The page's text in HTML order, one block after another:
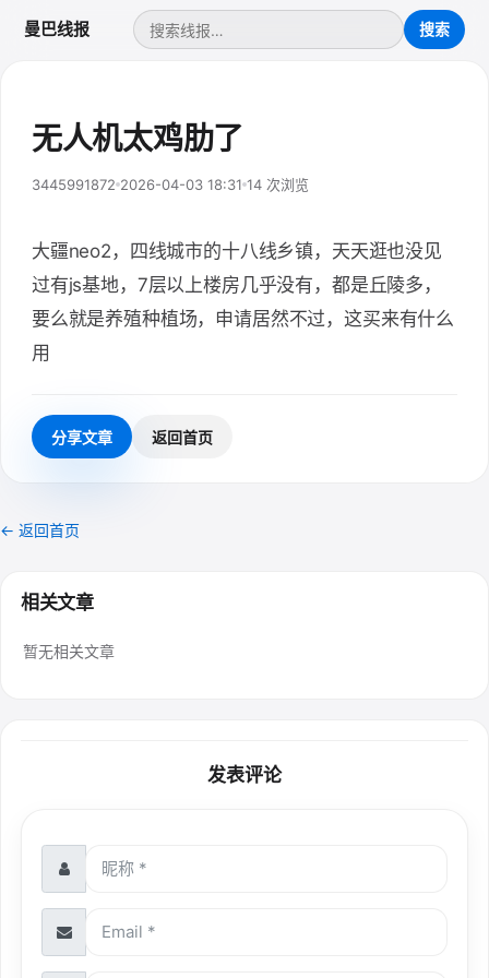
曼巴线报
无人机太鸡肋了
3445991872 2026-04-03 18:31 14 次浏览
大疆neo2，四线城市的十八线乡镇，天天逛也没见
过有js基地，7层以上楼房几乎没有，都是丘陵多，
要么就是养殖种植场，申请居然不过，这买来有什么
用
分享文章 返回首页
← 返回首页
相关文章
暂无相关文章
发表评论